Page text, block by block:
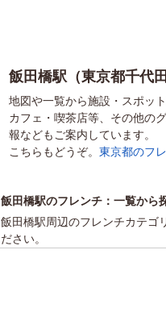
飯田橋駅（東京都千代
地図や一覧から施設・スポッ
カフェ・喫茶店等、その他の
報などもご案内しています。
こちらもどうぞ。 東京都のフ
飯田橋駅のフレンチ：一覧から
飯田橋駅周辺のフレンチカテゴ
ださい。